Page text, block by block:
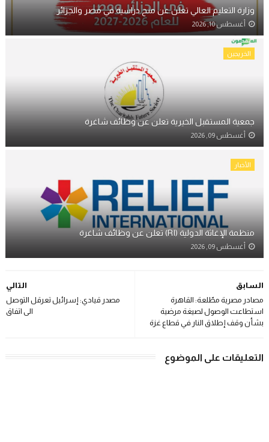
وزارة التعليم العالي تعلن عن منح دراسية في مصر والجزائر
أغسطس 10, 2026
الخريجين
جمعية المستقبل الخيرية تعلن عن وظائف شاغرة
أغسطس 09, 2026
الأخبار
منظمة الإغاثة الدولية (RI) تعلن عن وظائف شاغرة
أغسطس 09, 2026
التالي
مصدر قيادي: إسرائيل تعرقل التوصل
الى اتفاق
السابق
مصادر مصرية مطّلعة: القاهرة
استطاعت الوصول لصيغة مرضية
بشأن وقف إطلاق النار في قطاع غزة
التعليقات على الموضوع